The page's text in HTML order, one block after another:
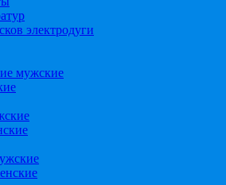
электродуги
мужские